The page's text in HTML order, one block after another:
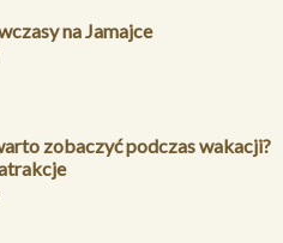
na Jamajce
zobaczyć podczas wakacji?